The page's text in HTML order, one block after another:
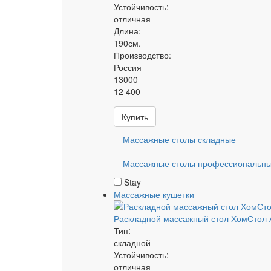
Устойчивость:
отличная
Длина:
190см.
Производство:
Россия
13000
12 400
Купить
Массажные столы складные
Массажные столы
Stay
Массажные кушетки
Раскладной массажный стол ХомСтол
Тип:
складной
Устойчивость:
отличная